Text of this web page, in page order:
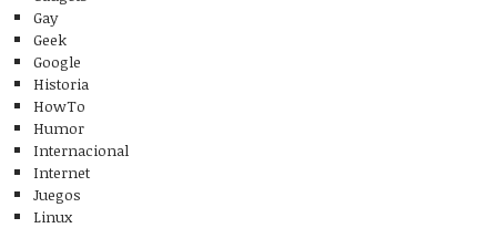
Gay
Geek
Google
Historia
HowTo
Humor
Internacional
Internet
Juegos
Linux